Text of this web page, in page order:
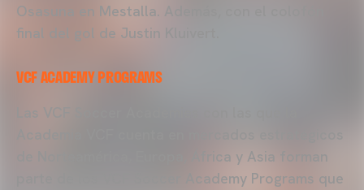
Osasuna en Mestalla. Además, con el colofón
final del gol de Justin Kluivert.
VCF ACADEMY PROGRAMS
Las VCF Soccer Academies con las que la
de Norteamérica, Europa, África y Asia forman
parte de los VCF Soccer Academy Programs que